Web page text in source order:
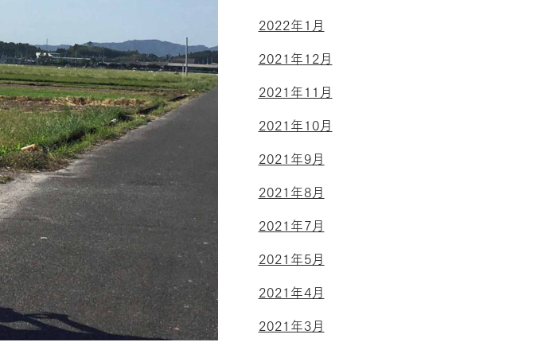
2022年1月
2021年12月
2021年11月
2021年10月
2021年9月
2021年8月
2021年7月
2021年5月
2021年4月
2021年3月